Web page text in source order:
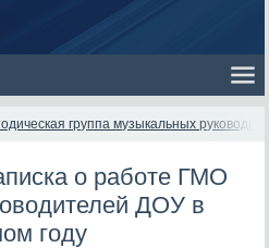
группа музыкальных
о работе ГМО
ДОУ в
году